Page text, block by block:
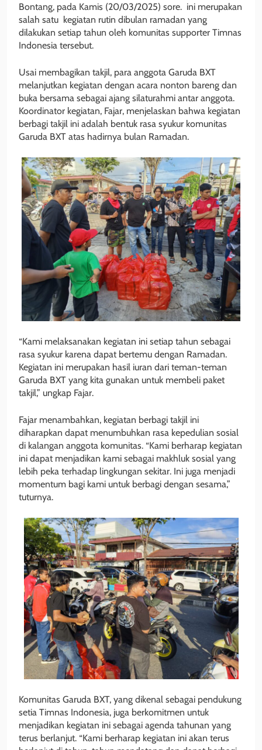
Bontang, pada Kamis (20/03/2025) sore. ini merupakan
salah satu kegiatan rutin dibulan ramadan yang
dilakukan setiap tahun oleh komunitas supporter Timnas
Indonesia tersebut.
Usai membagikan takjil, para anggota Garuda BXT
melanjutkan kegiatan dengan acara nonton bareng dan
buka bersama sebagai ajang silaturahmi antar anggota.
Koordinator kegiatan, Fajar, menjelaskan bahwa kegiatan
berbagi takjil ini adalah bentuk rasa syukur komunitas
Garuda BXT atas hadirnya bulan Ramadan.
“Kami melaksanakan kegiatan ini setiap tahun sebagai
rasa syukur karena dapat bertemu dengan Ramadan.
Kegiatan ini merupakan hasil iuran dari teman-teman
Garuda BXT yang kita gunakan untuk membeli paket
takjil,” ungkap Fajar.
Fajar menambahkan, kegiatan berbagi takjil ini
diharapkan dapat menumbuhkan rasa kepedulian sosial
di kalangan anggota komunitas. “Kami berharap kegiatan
ini dapat menjadikan kami sebagai makhluk sosial yang
lebih peka terhadap lingkungan sekitar. Ini juga menjadi
momentum bagi kami untuk berbagi dengan sesama,”
tuturnya.
Komunitas Garuda BXT, yang dikenal sebagai pendukung
setia Timnas Indonesia, juga berkomitmen untuk
menjadikan kegiatan ini sebagai agenda tahunan yang
terus berlanjut. “Kami berharap kegiatan ini akan terus